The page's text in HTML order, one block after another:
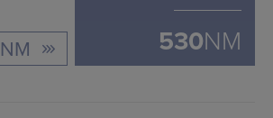
NM
530NM